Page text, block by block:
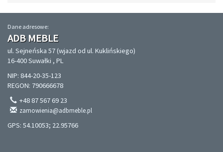
Dane adresowe:
ADB MEBLE
ul. Sejneńska 57 (wjazd od ul. Kuklińskiego)
16-400 Suwałki , PL
NIP: 844-20-35-123
REGON: 790666678
+48 87 567 69 23
zamowienia@adbmeble.pl
GPS: 54.10053; 22.95766